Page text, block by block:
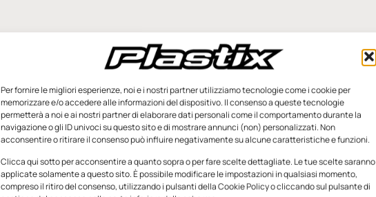
Per fornire le migliori esperienze, noi e i nostri partner utilizziamo tecnologie come i cookie per
memorizzare e/o accedere alle informazioni del dispositivo. Il consenso a queste tecnologie
permetterà a noi e ai nostri partner di elaborare dati personali come il comportamento durante la
navigazione o gli ID univoci su questo sito e di mostrare annunci (non) personalizzati. Non
acconsentire o ritirare il consenso può influire negativamente su alcune caratteristiche e funzioni.
Clicca qui sotto per acconsentire a quanto sopra o per fare scelte dettagliate. Le tue scelte saranno
applicate solamente a questo sito. È possibile modificare le impostazioni in qualsiasi momento,
compreso il ritiro del consenso, utilizzando i pulsanti della Cookie Policy o cliccando sul pulsante di